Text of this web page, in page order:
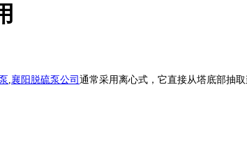
襄阳脱硫泵公司 通常采用离心式，它直接从塔底部抽